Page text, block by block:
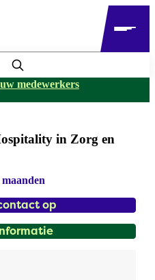
medewerkers
in Zorg en
maanden
op